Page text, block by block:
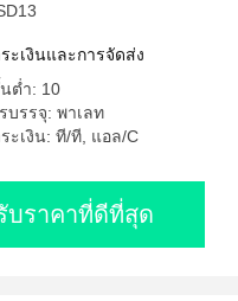
ะเงินและการจัดส่ง
ต่ำ: 10
บรรจุ: พาเลท
ะเงิน: ที/ที, แอล/C
บราคาที่ดีที่สุด